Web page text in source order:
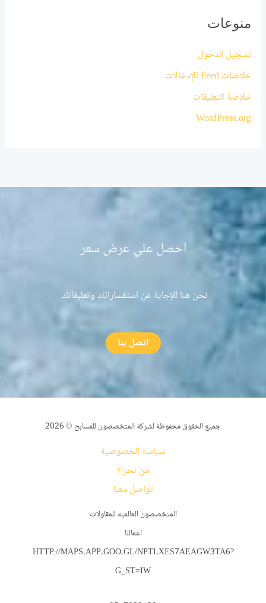
منوعات
تسجيل الدخول
خلاصات Feed الإدخالات
خلاصة التعليقات
WordPress.org
احصل علي عرض سعر
نحن هنا للإجابة عن استفساراتك وتعليقاتك
اتصل بنا
جميع الحقوق محفوظة لشركة المتخصصون للمسابح © 2026
سياسة الخصوصية
من نحن؟
تواصل معنا
المتخصصون العالميه للمقاولات
اعمالنا
HTTP://MAPS.APP.GOO.GL/NPTLXES7AEAGW3TA6?
G_ST=IW